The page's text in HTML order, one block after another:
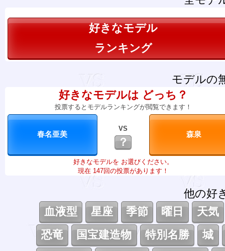
好きなモデル
ランキング
モデルの
好きなモデルは どっち？
投票するとモデルランキングが閲覧できます！
VS
？
好きなモデルを お選びください。
現在 147回の投票があります！
他の好
血液型
星座 季節 曜日
天気
恐竜
国宝建造物 特別名勝
城